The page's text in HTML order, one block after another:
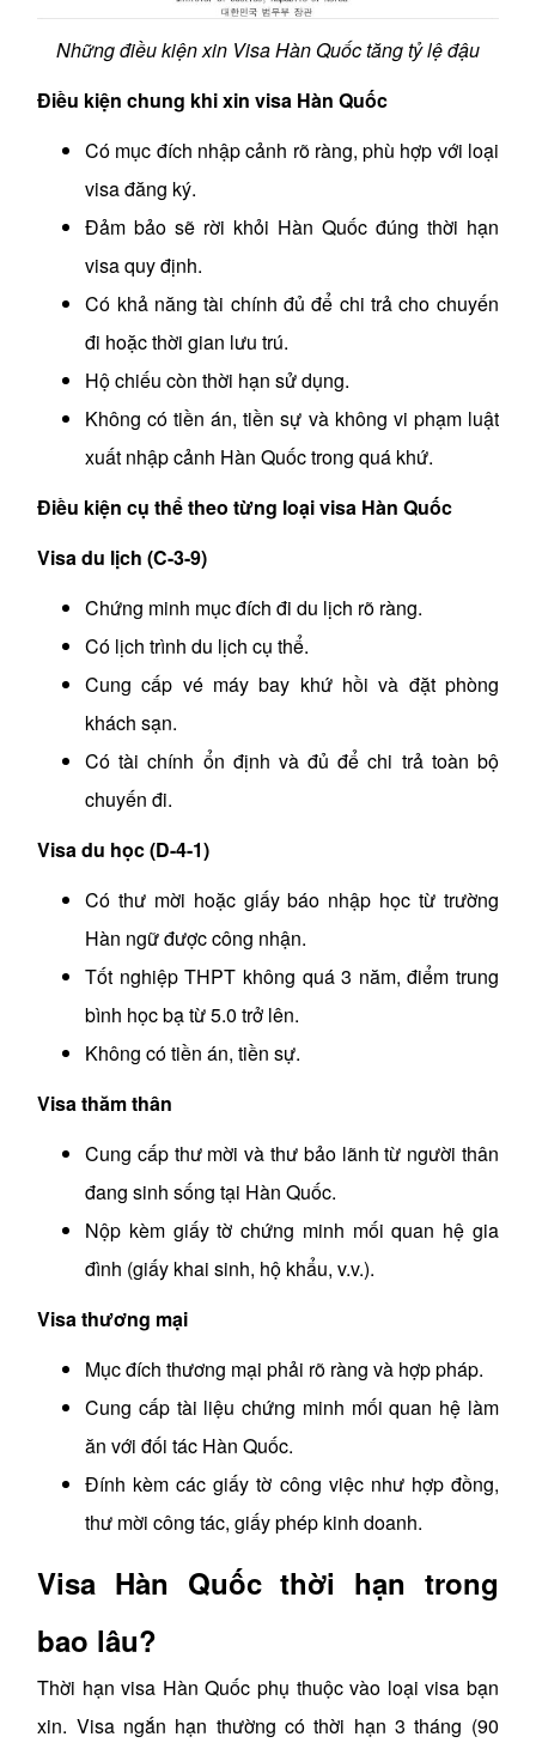
Những điều kiện xin Visa Hàn Quốc tăng tỷ lệ đậu
Điều kiện chung khi xin visa Hàn Quốc
Có mục đích nhập cảnh rõ ràng, phù hợp với loại
visa đăng ký.
Đảm bảo sẽ rời khỏi Hàn Quốc đúng thời hạn
visa quy định.
Có khả năng tài chính đủ để chi trả cho chuyến
đi hoặc thời gian lưu trú.
Hộ chiếu còn thời hạn sử dụng.
Không có tiền án, tiền sự và không vi phạm luật
xuất nhập cảnh Hàn Quốc trong quá khứ.
Điều kiện cụ thể theo từng loại visa Hàn Quốc
Visa du lịch (C-3-9)
Chứng minh mục đích đi du lịch rõ ràng.
Có lịch trình du lịch cụ thể.
Cung cấp vé máy bay khứ hồi và đặt phòng
khách sạn.
Có tài chính ổn định và đủ để chi trả toàn bộ
chuyến đi.
Visa du học (D-4-1)
Có thư mời hoặc giấy báo nhập học từ trường
Hàn ngữ được công nhận.
Tốt nghiệp THPT không quá 3 năm, điểm trung
bình học bạ từ 5.0 trở lên.
Không có tiền án, tiền sự.
Visa thăm thân
Cung cấp thư mời và thư bảo lãnh từ người thân
đang sinh sống tại Hàn Quốc.
Nộp kèm giấy tờ chứng minh mối quan hệ gia
đình (giấy khai sinh, hộ khẩu, v.v.).
Visa thương mại
Mục đích thương mại phải rõ ràng và hợp pháp.
Cung cấp tài liệu chứng minh mối quan hệ làm
ăn với đối tác Hàn Quốc.
Đính kèm các giấy tờ công việc như hợp đồng,
thư mời công tác, giấy phép kinh doanh.
Visa Hàn Quốc thời hạn trong
bao lâu?
Thời hạn visa Hàn Quốc phụ thuộc vào loại visa bạn
xin. Visa ngắn hạn thường có thời hạn 3 tháng (90